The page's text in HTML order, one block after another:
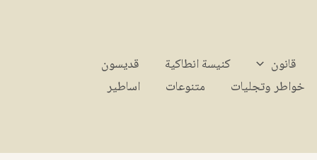
قانون كنيسة انطاكية
قديسون
خواطر وتجليات متنوعات اساطير